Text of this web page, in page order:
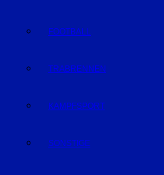
FOOTBALL
TRABRENNEN
KAMPFSPORT
SONSTIGE